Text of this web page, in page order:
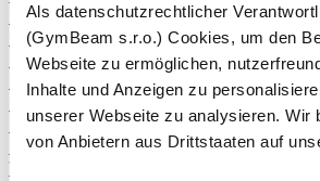
Als datenschutzrechtlicher
(GymBeam s.r.o.) Cookies, um den
Webseite zu ermöglichen,
Inhalte und Anzeigen zu
unserer Webseite zu analysieren. Wir
von Anbietern aus Drittstaaten auf
Aufstriche und Pasten
Fisch-Produkte
Fertiggerichte
Eier-Produkte
Fleisch
Hülsenfrüchte
Weitere Fitness-Foods